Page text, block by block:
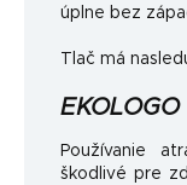
úplne bez
Tlač má
EKOLOGO
Používanie
škodlivé pre